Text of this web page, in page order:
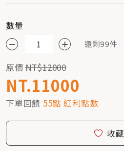
數量
還剩99件
原價NT$12000
NT.11000
下單回饋 55點 紅利點數
收藏